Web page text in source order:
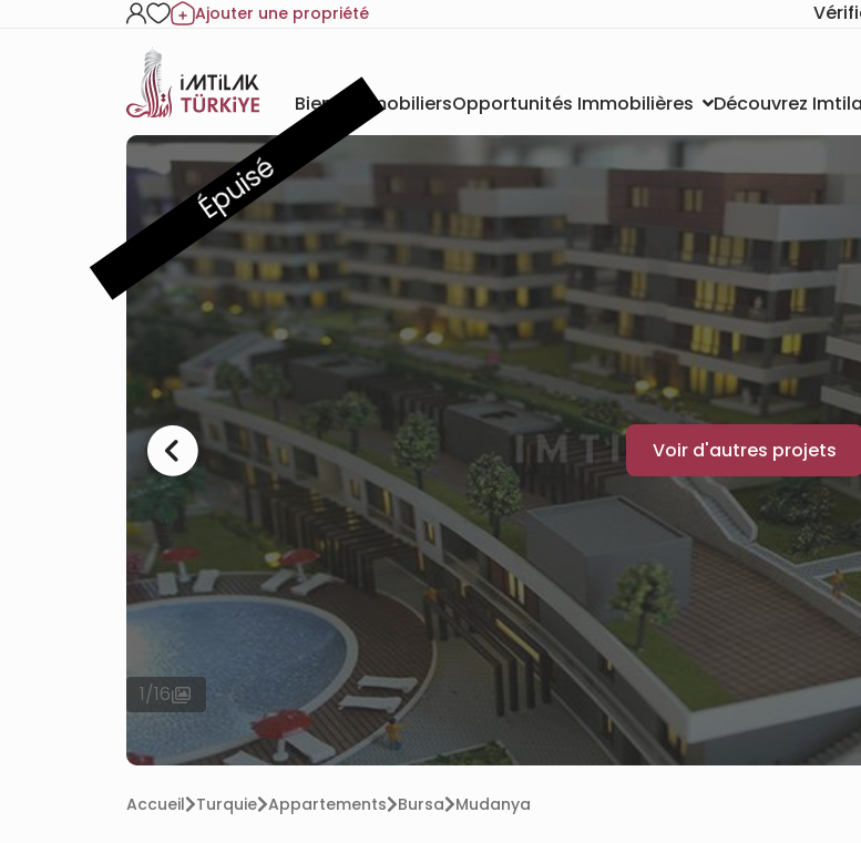
Ajouter une propriété
Biens immobiliersOpportunités Immobilières Découvrez
Épuisé
Voir d'autres projets
1/16
Accueil Turquie Appartements Bursa Mudanya